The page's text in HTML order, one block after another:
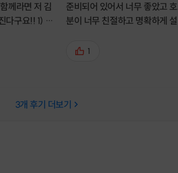
께라면 저 김
다구요!! 1) 쉽
함께간
할 수 있었습니
준비되어 있어서 너무 좋았고
분이 너무 친절하고 명확하게
건 당연하구요. 선물용으로 이
1
3개 후기 더보기